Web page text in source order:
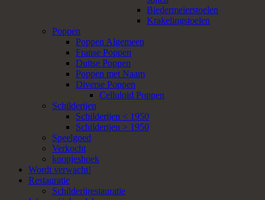
Biedermeierstoelen
Krakelingstoelen
Poppen
Poppen Algemeen
Franse Poppen
Duitse Poppen
Poppen met Naam
Diverse Poppen
Celluloid Poppen
Schilderijen
Schilderijen < 1950
Schilderijen > 1950
Speelgoed
Verkocht
koopjeshoek
Wordt verwacht!
Restauratie
Schilderijrestauratie